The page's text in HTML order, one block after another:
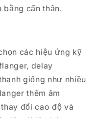
bằng cẩn thận.
các hiệu ứng kỹ
delay
giống như nhiều
thêm âm
đổi cao độ và